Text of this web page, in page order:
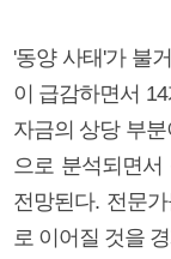
'동양 사태'가 불
이 급감하면서
자금의 상당 부
으로 분석되면
전망된다. 전문
로 이어질 것을